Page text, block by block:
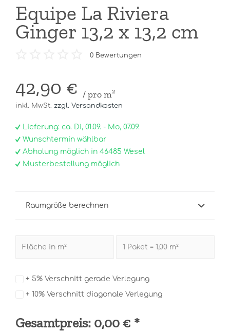
Equipe La Riviera
Ginger 13,2 x 13,2 cm
0 Bewertungen
42,90 € / pro m²
inkl. MwSt. zzgl. Versandkosten
Lieferung: ca. Di, 01.09. - Mo, 07.09.
Wunschtermin wählbar
Abholung möglich in 46485 Wesel
Musterbestellung möglich
Raumgröße berechnen
+ 5% Verschnitt gerade Verlegung
+ 10% Verschnitt diagonale Verlegung
Gesamtpreis: 0,00 € *